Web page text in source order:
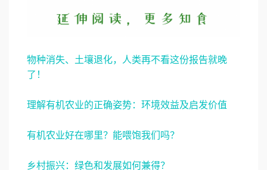
物种消失、土壤退化，人类再不看这份报告就晚
了！
理解有机农业的正确姿势：环境效益及启发价值
有机农业好在哪里？能喂饱我们吗？
乡村振兴：绿色和发展如何兼得？